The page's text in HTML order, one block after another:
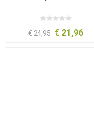
€ 24,95 € 21,96